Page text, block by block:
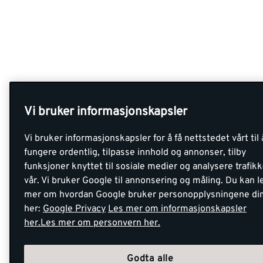
Vi bruker informasjonskapsler
Vi bruker informasjonskapsler for å få nettstedet vårt til
fungere ordentlig, tilpasse innhold og annonser, tilby
funksjoner knyttet til sosiale medier og analysere
vår. Vi bruker Google til annonsering og måling. Du kan
mer om hvordan Google bruker personopplysningene
her: Google Privacy Les mer om informasjonskapsler
her.Les mer om personvern her.
Godta alle